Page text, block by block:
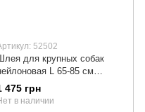
52502
Шлея для крупных собак
L 65-85 см
Nylon Пряжка
475 грн
в наличии